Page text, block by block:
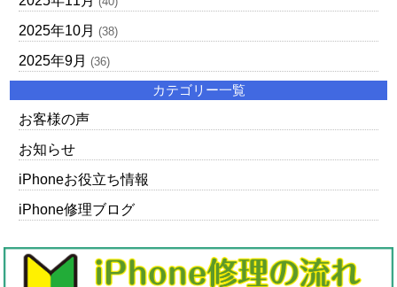
2025年10月 (38)
2025年9月 (36)
カテゴリー一覧
お客様の声
お知らせ
iPhoneお役立ち情報
iPhone修理ブログ